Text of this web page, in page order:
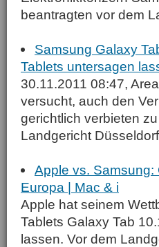
beantragten vor dem
Samsung Galaxy
Tablets untersagen
30.11.2011 08:47,
versucht, auch den
gerichtlich verbieten
Landgericht
Apple vs. Samsung:
Europa | Mac & i
Apple hat seinem
Tablets Galaxy Tab
lassen. Vor dem